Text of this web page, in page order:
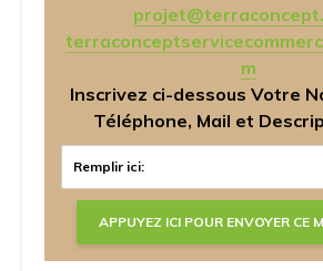
m
Inscrivez ci-dessous Votre
Téléphone, Mail et